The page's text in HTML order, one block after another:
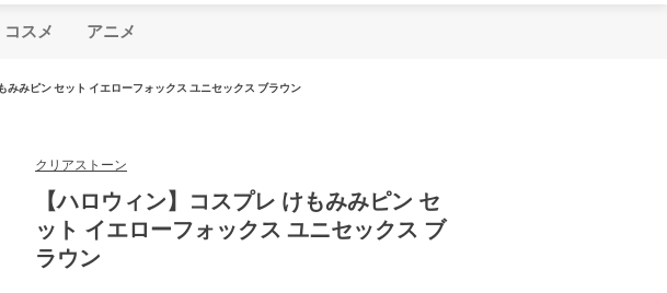
コスメ アニメ
みみピン セット イエローフォックス ユニセックス ブラウン
クリアストーン
【ハロウィン】コスプレ けもみみピン セ
ット イエローフォックス ユニセックス ブ
ラウン